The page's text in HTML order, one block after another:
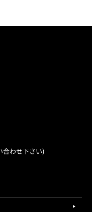
合わせ下さい)